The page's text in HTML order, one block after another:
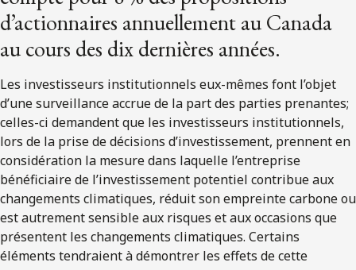
d’actionnaires annuellement au Canada
au cours des dix dernières années.
Les investisseurs institutionnels eux-mêmes font l’objet
d’une surveillance accrue de la part des parties prenantes;
celles-ci demandent que les investisseurs institutionnels,
lors de la prise de décisions d’investissement, prennent en
considération la mesure dans laquelle l’entreprise
bénéficiaire de l’investissement potentiel contribue aux
changements climatiques, réduit son empreinte carbone ou
est autrement sensible aux risques et aux occasions que
présentent les changements climatiques. Certains
éléments tendraient à démontrer les effets de cette